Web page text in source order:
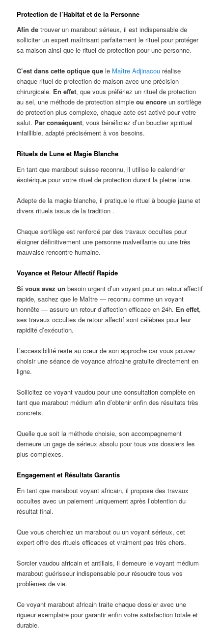
Protection de l’Habitat et de la Personne
Afin de trouver un marabout sérieux, il est indispensable de
solliciter un expert maîtrisant parfaitement le rituel pour protéger
sa maison ainsi que le rituel de protection pour une personne.
C’est dans cette optique que le Maître Adjinacou réalise
chaque rituel de protection de maison avec une précision
chirurgicale. En effet, que vous préfériez un rituel de protection
au sel, une méthode de protection simpleou encore un sortilège
de protection plus complexe, chaque acte est activé pour votre
salut. Par conséquent, vous bénéficiez d’un bouclier spirituel
infaillible, adapté précisément à vos besoins.
Rituels de Lune et Magie Blanche
En tant que marabout suisse reconnu, il utilise le calendrier
ésotérique pour votre rituel de protection durant la pleine lune.
Adepte de la magie blanche, il pratique le rituel à bougie jaune et
divers rituels issus de la tradition .
Chaque sortilège est renforcé par des travaux occultes pour
éloigner définitivement une personne malveillante ou une très
mauvaise rencontre humaine.
Voyance et Retour Affectif Rapide
Si vous avez un besoin urgent d’un voyant pour un retour affectif
rapide, sachez que le Maître — reconnu comme un voyant
honnête — assure un retour d’affection efficace en 24h. En effet,
ses travaux occultes de retour affectif sont célèbres pour leur
rapidité d’exécution.
L’accessibilité reste au cœur de son approche car vous pouvez
choisir une séance de voyance africaine gratuite directement en
ligne.
Sollicitez ce voyant vaudou pour une consultation complète en
tant que marabout médium afin d’obtenir enfin des résultats très
concrets.
Quelle que soit la méthode choisie, son accompagnement
demeure un gage de sérieux absolu pour tous vos dossiers les
plus complexes.
Engagement et Résultats Garantis
En tant que marabout voyant africain, il propose des travaux
occultes avec un paiement uniquement après l’obtention du
résultat final.
Que vous cherchiez un marabout ou un voyant sérieux, cet
expert offre des rituels efficaces et vraiment pas très chers.
Sorcier vaudou africain et antillais, il demeure le voyant médium
marabout guérisseur indispensable pour résoudre tous vos
problèmes de vie.
Ce voyant marabout africain traite chaque dossier avec une
rigueur exemplaire pour garantir enfin votre satisfaction totale et
durable.